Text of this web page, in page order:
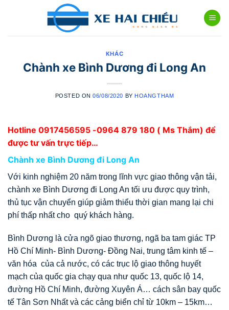
KHÁC
Chành xe Bình Dương đi Long An
POSTED ON06/08/2020 BY HOANGTHAM
Hotline 0917456595 -0964 879 180 ( Ms Thắm) để
được tư vấn trực tiếp…
Chành xe Bình Dương đi Long An
Với kinh nghiệm 20 năm trong lĩnh vực giao thông vận tải,
chành xe Bình Dương đi Long An tối ưu được quy trình,
thủ tục vận chuyển giúp giảm thiểu thời gian mang lại chi
phí thấp nhất cho quý khách hàng.
Bình Dương là cửa ngõ giao thương, ngã ba tam giác TP
Hồ Chí Minh- Bình Dương- Đồng Nai, trung tâm kinh tế –
văn hóa của cả nước, có các trục lộ giao thông huyết
mạch của quốc gia chạy qua như quốc 13, quốc lộ 14,
đường Hồ Chí Minh, đường Xuyên Á… cách sân bay quốc
tế Tân Sơn Nhất và các cảng biển chỉ từ 10km – 15km…